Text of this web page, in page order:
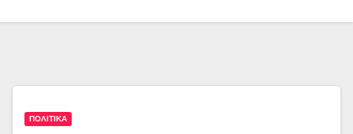
ΠΟΛΙΤΙΚΑ